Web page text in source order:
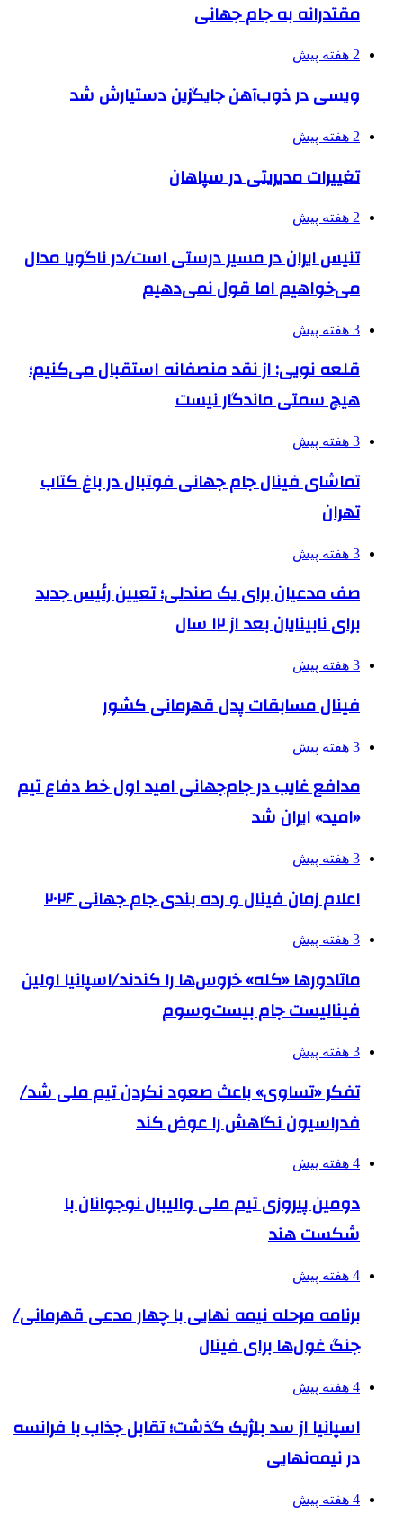
مقتدرانه به جام جهانی
2 هفته پیش
ویسی در ذوب‌آهن جایگزین دستیارش شد
2 هفته پیش
تغییرات مدیریتی در سپاهان
2 هفته پیش
تنیس ایران در مسیر درستی است/در ناگویا مدال
می‌خواهیم اما قول نمی‌دهیم
3 هفته پیش
قلعه نویی: از نقد منصفانه استقبال می‌کنیم؛
هیچ سمتی ماندگار نیست
3 هفته پیش
تماشای فینال جام جهانی فوتبال در باغ کتاب
تهران
3 هفته پیش
صف مدعیان برای یک صندلی؛ تعیین رئیس جدید
برای نابینایان بعد از ۱۲ سال
3 هفته پیش
فینال مسابقات پدل قهرمانی کشور
3 هفته پیش
مدافع غایب در جام‌جهانی امید اول خط دفاع تیم
«امید» ایران شد
3 هفته پیش
اعلام زمان فینال و رده بندی جام جهانی ۲۰۲۶
3 هفته پیش
ماتادورها «کله» خروس‌ها را کندند/اسپانیا اولین
فینالیست جام بیست‌وسوم
3 هفته پیش
تفکر «تساوی» باعث صعود نکردن تیم ملی شد/
فدراسیون نگاهش را عوض کند
4 هفته پیش
دومین پیروزی تیم ملی والیبال نوجوانان با
شکست هند
4 هفته پیش
برنامه مرحله نیمه نهایی با چهار مدعی قهرمانی/
جنگ غول‌ها برای فینال
4 هفته پیش
اسپانیا از سد بلژیک گذشت؛ تقابل جذاب با فرانسه
در نیمه‌نهایی
4 هفته پیش